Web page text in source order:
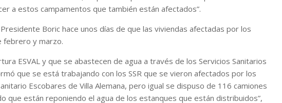
a estos campamentos que también están afectados”.
Boric hace unos días de que las viviendas afectadas por los
febrero y marzo.
ESVAL y que se abastecen de agua a través de los Servicios Sanitarios
que se está trabajando con los SSR que se vieron afectados por los
Escobares de Villa Alemana, pero igual se dispuso de 116 camiones
que están reponiendo el agua de los estanques que están distribuidos”,